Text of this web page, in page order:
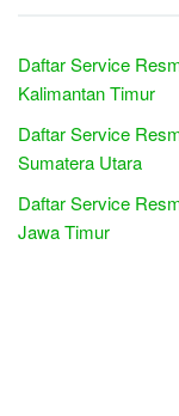
Daftar Service
Kalimantan Timur
Daftar Service
Sumatera Utara
Daftar Service
Jawa Timur